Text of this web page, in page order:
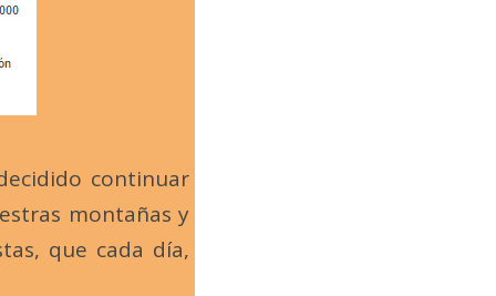
continuar
montañas y
que cada día,